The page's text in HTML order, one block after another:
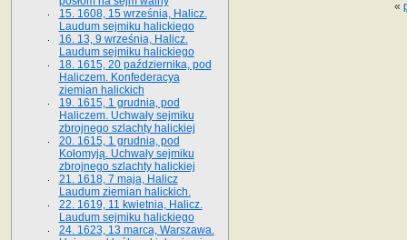
«
15. 1608, 15 września, Halicz.
Laudum sejmiku halickiego
16. 13, 9 września, Halicz.
Laudum sejmiku halickiego
18. 1615, 20 października, pod
Haliczem. Konfederacya
ziemian halickich
19. 1615, 1 grudnia, pod
Haliczem. Uchwały sejmiku
zbrojnego szlachty halickiej
20. 1615, 1 grudnia, pod
Kołomyją. Uchwały sejmiku
zbrojnego szlachty halickiej
21. 1618, 7 maja, Halicz
Laudum ziemian halickich.
22. 1619, 11 kwietnia, Halicz.
Laudum sejmiku halickiego
24. 1623, 13 marca, Warszawa.